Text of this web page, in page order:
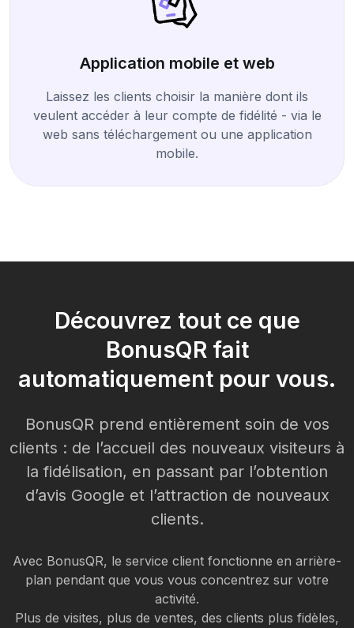
Application mobile et web
Laissez les clients choisir la manière dont ils
veulent accéder à leur compte de fidélité - via le
web sans téléchargement ou une application
mobile.
Découvrez tout ce que
BonusQR fait
automatiquement pour vous.
BonusQR prend entièrement soin de vos
clients : de l’accueil des nouveaux visiteurs à
la fidélisation, en passant par l’obtention
d’avis Google et l’attraction de nouveaux
clients.
Avec BonusQR, le service client fonctionne en arrière-
plan pendant que vous vous concentrez sur votre
activité.
Plus de visites, plus de ventes, des clients plus fidèles,